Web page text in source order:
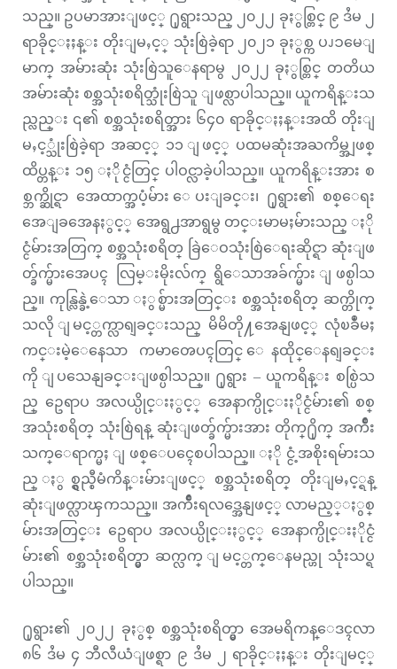
သည္။ ဥပမာအားျဖင့္ ႐ုရွားသည္ ၂၀၂၂ ခုႏွစ္တြင္ ၉ ဒႆမ ၂
ရာခိုင္ႏႈန္း တိုးျမႇင့္ သုံးစြဲခဲ့ရာ ၂၀၂၁ ခုႏွစ္က ပၪၥမေျ
မာက္ အမ်ားဆုံး သုံးစြဲသူေနရာမွ ၂၀၂၂ ခုႏွစ္တြင္ တတိယ
အမ်ားဆုံး စစ္အသုံးစရိတ္သုံးစြဲသူ ျဖစ္လာပါသည္။ ယူကရိန္းသ
ည္လည္း ၎၏ စစ္အသုံးစရိတ္အား ၆၄၀ ရာခိုင္ႏႈန္းအထိ တိုးျ
မႇင့္သုံးစြဲခဲ့ရာ အဆင့္ ၁၁ ျဖင့္ ပထမဆုံးအႀကိမ္အျဖစ္
ထိပ္တန္း ၁၅ ႏိုင္ငံတြင္ ပါဝင္လာခဲ့ပါသည္။ ယူကရိန္းအား စ
စ္ဘက္ဆိုင္ရာ အေထာက္အပံ့မ်ား ေပးျခင္း၊ ႐ုရွား၏ စစ္ေရး
အေျခအေနႏွင့္ အေရွ႕အာရွမွ တင္းမာမႈမ်ားသည္ ႏို
င္ငံမ်ားအတြက္ စစ္အသုံးစရိတ္ ခြဲေဝသုံးစြဲေရးဆိုင္ရာ ဆုံးျဖ
တ္ခ်က္မ်ားအေပၚ လြမ္းမိုးလ်က္ ရွိေသာအခ်က္မ်ား ျဖစ္ပါသ
ည္။ ကုန္လြန္ခဲ့ေသာ ႏွစ္မ်ားအတြင္း စစ္အသုံးစရိတ္ ဆက္တိုက္
သလို ျမင့္တက္လာရျခင္းသည္ မိမိတို႔အေနျဖင့္ လုံၿခဳံမႈ
ကင္းမဲ့ေနေသာ ကမာၻေပၚတြင္ ေနထိုင္ေနရျခင္း
ကို ျပသေနျခင္းျဖစ္ပါသည္။ ႐ုရွား – ယူကရိန္း စစ္ပြဲသ
ည္ ဥေရာပ အလယ္ပိုင္းႏွင့္ အေနာက္ပိုင္းႏိုင္ငံမ်ား၏ စစ္
အသုံးစရိတ္ သုံးစြဲရန္ ဆုံးျဖတ္ခ်က္မ်ားအား တိုက္႐ိုက္ အက်ိဳး
သက္ေရာက္မႈ ျဖစ္ေပၚေစပါသည္။ ႏိုင္ငံ့အစိုးရမ်ားသ
ည္ ႏွစ္ရွည္စီမံကိန္းမ်ားျဖင့္ စစ္အသုံးစရိတ္ တိုးျမႇင့္ရန္
ဆုံးျဖတ္လာၾကသည္။ အက်ိဳးရလဒ္အေနျဖင့္ လာမည့္ႏွစ္
မ်ားအတြင္း ဥေရာပ အလယ္ပိုင္းႏွင့္ အေနာက္ပိုင္းႏိုင္ငံ
မ်ား၏ စစ္အသုံးစရိတ္မွာ ဆက္လက္ ျမင့္တက္ေနမည္ဟု သုံးသပ္ရ
ပါသည္။
႐ုရွား၏ ၂၀၂၂ ခုႏွစ္ စစ္အသုံးစရိတ္မွာ အေမရိကန္ေဒၚလာ
၈၆ ဒႆမ ၄ ဘီလီယံျဖစ္ရာ ၉ ဒႆမ ၂ ရာခိုင္ႏႈန္း တိုးျမင့္